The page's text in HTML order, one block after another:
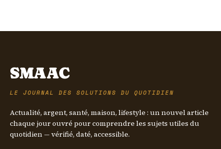
SMAAC
LE JOURNAL DES SOLUTIONS DU QUOTIDIEN
Actualité, argent, santé, maison, lifestyle : un nouvel article
chaque jour ouvré pour comprendre les sujets utiles du
quotidien — vérifié, daté, accessible.